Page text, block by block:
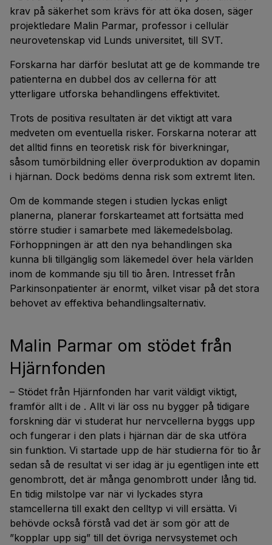
krav på säkerhet som krävs för att öka dosen, säger
projektledare Malin Parmar, professor i cellulär
neurovetenskap vid Lunds universitet, till SVT.
Forskarna har därför beslutat att ge de kommande tre
patienterna en dubbel dos av cellerna för att
ytterligare utforska behandlingens effektivitet.
Trots de positiva resultaten är det viktigt att vara
medveten om eventuella risker. Forskarna noterar att
det alltid finns en teoretisk risk för biverkningar,
såsom tumörbildning eller överproduktion av dopamin
i hjärnan. Dock bedöms denna risk som extremt liten.
Om de kommande stegen i studien lyckas enligt
planerna, planerar forskarteamet att fortsätta med
större studier i samarbete med läkemedelsbolag.
Förhoppningen är att den nya behandlingen ska
kunna bli tillgänglig som läkemedel över hela världen
inom de kommande sju till tio åren. Intresset från
Parkinsonpatienter är enormt, vilket visar på det stora
behovet av effektiva behandlingsalternativ.
Malin Parmar om stödet från
Hjärnfonden
– Stödet från Hjärnfonden har varit väldigt viktigt,
framför allt i de . Allt vi lär oss nu bygger på tidigare
forskning där vi studerat hur nervcellerna byggs upp
och fungerar i den plats i hjärnan där de ska utföra
sin funktion. Vi startade upp de här studierna för tio år
sedan så de resultat vi ser idag är ju egentligen inte ett
genombrott, det är många genombrott under lång tid.
En tidig milstolpe var när vi lyckades styra
stamcellerna till exakt den celltyp vi vill ersätta. Vi
behövde också förstå vad det är som gör att de
”kopplar upp sig” till det övriga nervsystemet och